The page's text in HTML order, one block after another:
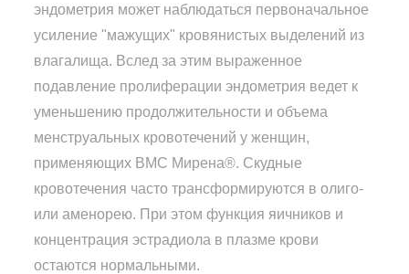
эндометрия может наблюдаться первоначальное
усиление "мажущих" кровянистых выделений из
влагалища. Вслед за этим выраженное
подавление пролиферации эндометрия ведет к
уменьшению продолжительности и объема
менструальных кровотечений у женщин,
применяющих ВМС Мирена®. Скудные
кровотечения часто трансформируются в олиго-
или аменорею. При этом функция яичников и
концентрация эстрадиола в плазме крови
остаются нормальными.